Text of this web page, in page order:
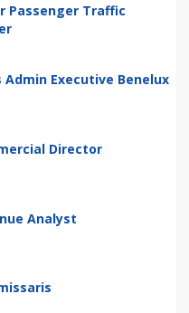
Passenger Traffic
Admin Executive Benelux
Director
Analyst